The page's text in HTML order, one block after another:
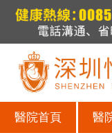
醫院首頁 醫